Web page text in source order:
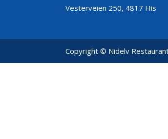
Vesterveien 250, 4817 His
Copyright © Nidelv